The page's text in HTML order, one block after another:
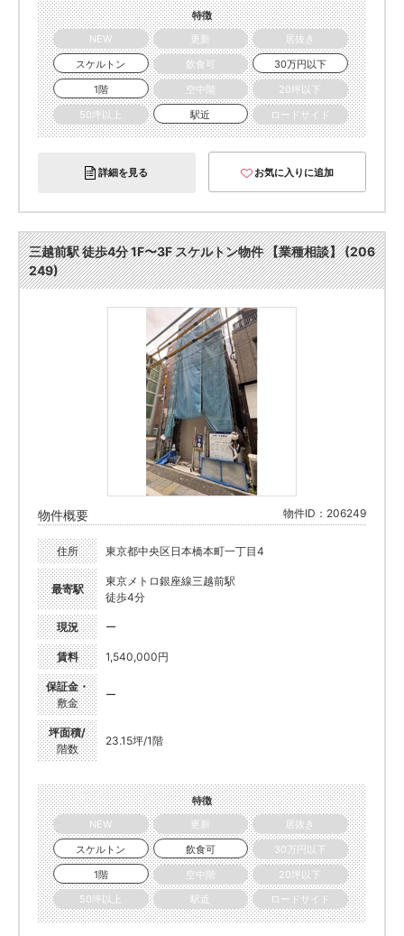
特徴
NEW
更新
居抜き
スケルトン
飲食可
30万円以下
1階
空中階
20坪以下
50坪以上
駅近 ロードサイド
詳細を見る お気に入りに追加
三越前駅 徒歩4分 1F〜3F スケルトン物件 【業種相談】 (206
249)
物件概要 物件ID：206249
住所 東京都中央区日本橋本町一丁目4
最寄駅
東京メトロ銀座線三越前駅
徒歩4分
現況 ー
賃料 1,540,000円
保証金・
敷金
ー
坪面積/
階数
23.15坪/1階
特徴
NEW
更新
居抜き
スケルトン
飲食可
30万円以下
1階
空中階
20坪以下
50坪以上
駅近 ロードサイド